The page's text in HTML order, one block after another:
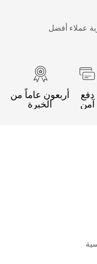
عملاء أفضل
دفع
آمن
أربعون عاماً من
الخبرة